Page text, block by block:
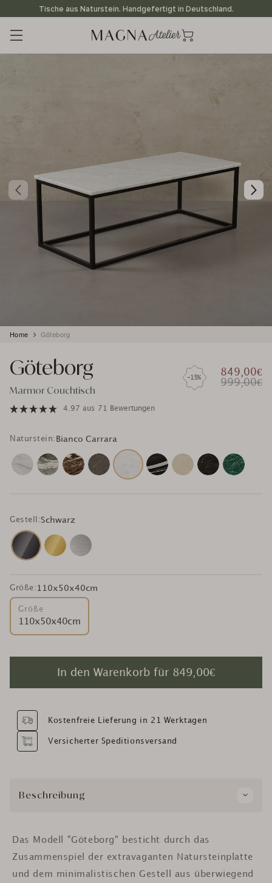
zum
Inhalt
Tische aus Naturstein. Handgefertigt in Deutschland.
Home Göteborg
Göteborg
Marmor Couchtisch
-15%
849,00€
999,00€
4.97 aus 71 Bewertungen
Naturstein: Bianco Carrara
Gestell:Schwarz
Größe: 110x50x40cm
Größe
110x50x40cm
In den Warenkorb für 849,00€
Kostenfreie Lieferung in 21 Werktagen
Versicherter Speditionsversand
Produkt
Warenkorb
hinzugefügt
Beschreibung
Das Modell "Göteborg" besticht durch das
Zusammenspiel der extravaganten Natursteinplatte
und dem minimalistischen Gestell aus überwiegend